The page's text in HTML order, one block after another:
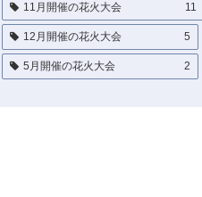
11月開催の花火大会 11
12月開催の花火大会 5
5月開催の花火大会 2